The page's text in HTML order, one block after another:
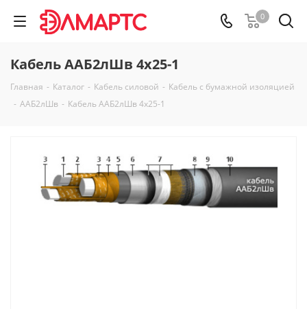
0
Кабель ААБ2лШв 4х25-1
Главная - Каталог - Кабель силовой - Кабель с бумажной изоляцией
- ААБ2лШв - Кабель ААБ2лШв 4х25-1